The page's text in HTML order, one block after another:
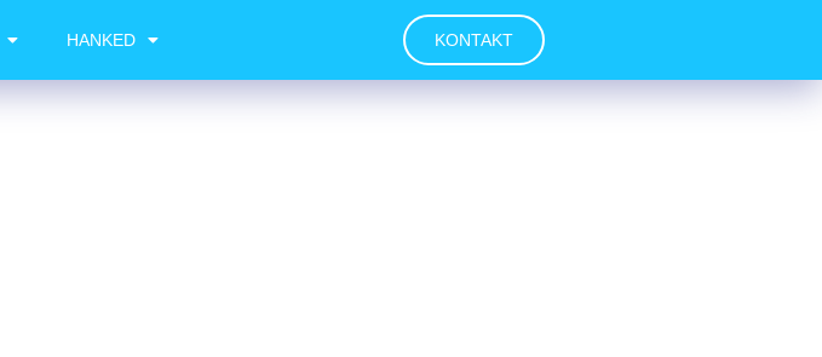
HANKED KONTAKT